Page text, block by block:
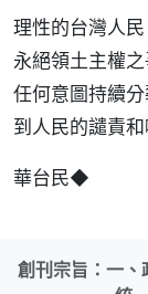
理性的台灣人
永絕領土主權
任何意圖持續
到人民的譴責和
華台民◆
創刊宗旨：一、